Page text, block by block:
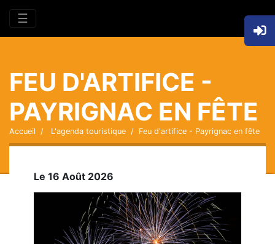
☰
FEU D'ARTIFICE -
PAYRIGNAC EN FÊTE
Accueil L'agenda touristique Feu d'artifice - Payrignac en fête
Le 16 Août 2026